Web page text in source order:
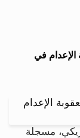
الإعدام في
مسجلة